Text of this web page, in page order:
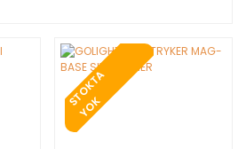
S
T
O
K
T
A
Y
O
K